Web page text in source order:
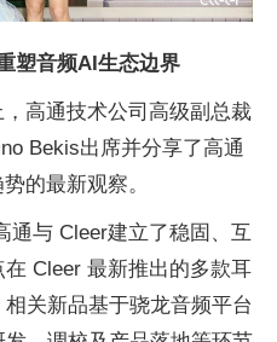
塑音频AI生态边界
高通技术公司高级副总裁
Bekis出席并分享了高通
的最新观察。
通与 Cleer建立了稳固、互
Cleer 最新推出的多款耳
关新品基于骁龙音频平台